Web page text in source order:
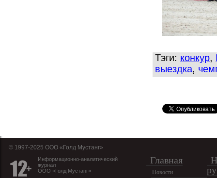
Тэги: конкур,
выездка,
© 1997-2025 OOO «Голд Мустанг»
Информационно-аналитический
журнал
ООО «Голд Мустанг»
Главная
Новости